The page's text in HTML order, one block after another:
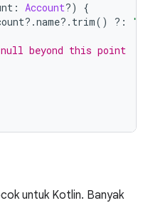
: Account?)
{
?.name?. trim() ?:
beyond this point
untuk Kotlin. Banyak